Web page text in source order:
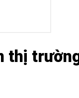
thị